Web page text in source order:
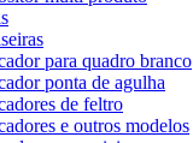
para quadro branco
ponta de agulha
de feltro
e outros modelos